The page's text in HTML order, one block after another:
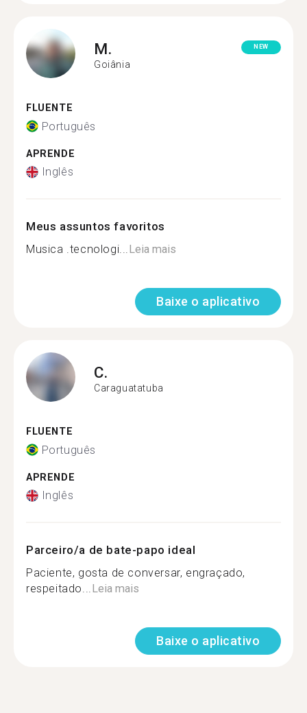
M.
Goiânia
NEW
FLUENTE
Português
APRENDE
Inglês
Meus assuntos favoritos
Musica .tecnologi...Leia mais
Baixe o aplicativo
C.
Caraguatatuba
FLUENTE
Português
APRENDE
Inglês
Parceiro/a de bate-papo ideal
Paciente, gosta de conversar, engraçado,
respeitado...Leia mais
Baixe o aplicativo